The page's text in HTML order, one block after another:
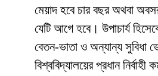
মেয়াদ হবে চার বছর অথবা
যেটি আগে হবে। উপাচার্য
বেতন-ভাতা ও অন্যান্য সুবিধা
বিশ্ববিদ্যালয়ের প্রধান নির্বাহী